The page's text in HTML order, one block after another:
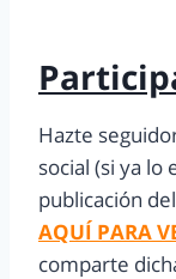
Hazte
social (si ya lo
publicación
AQUÍ PARA
comparte